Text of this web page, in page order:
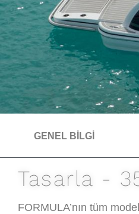
GENEL BİLGİ
Tasarla -
FORMULA’nın tüm